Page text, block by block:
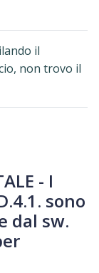
il
non trovo il
- I
sono
dal sw.